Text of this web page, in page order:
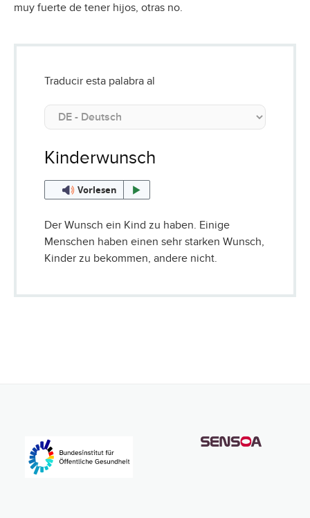
muy fuerte de tener hijos, otras no.
Traducir esta palabra al
Kinderwunsch
Vorlesen
Der Wunsch ein Kind zu haben. Einige
Menschen haben einen sehr starken Wunsch,
Kinder zu bekommen, andere nicht.